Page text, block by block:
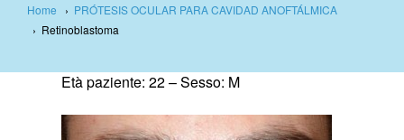
Home › PRÓTESIS OCULAR PARA CAVIDAD ANOFTÁLMICA
› Retinoblastoma
Età paziente: 22 –Sesso: M